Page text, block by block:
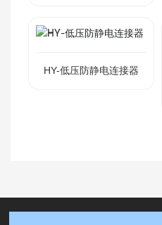
HY-低压防静电连接器